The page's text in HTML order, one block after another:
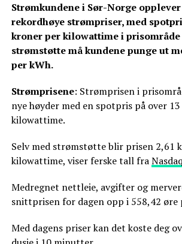
Strømkundene i Sør-Norge
rekordhøye strømpriser, med
kroner per kilowattime i prisområde
strømstøtte må kundene punge ut
per kWh.
Strømprisene: Strømprisen i
nye høyder med en spotpris på over
kilowattime.
Selv med strømstøtte blir prisen 2,61
kilowattime, viser ferske tall fra
Medregnet nettleie, avgifter og
snittprisen for dagen opp i 558,42
Med dagens priser kan det koste deg